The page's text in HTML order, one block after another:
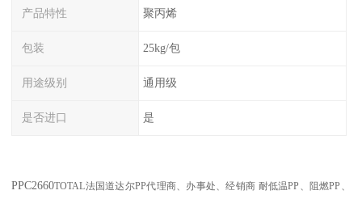
产品特性 聚丙烯
包装 25kg/包
用途级别 通用级
是否进口 是
PPC2660TOTAL法国道达尔PP代理商、办事处、经销商 耐低温PP 、阻燃PP 、